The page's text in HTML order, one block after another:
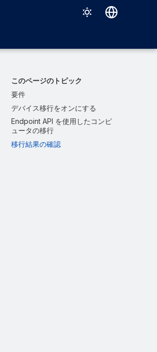
Italiano
日本語
このページのトピック
要件
デバイス移行をオンにする
Endpoint API を使用したコンピ
ュータの移行
移行結果の確認